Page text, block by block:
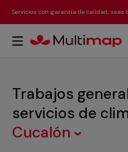
Servicios con garantía de calidad, seas
Trabajos
servicios de
Cucalón